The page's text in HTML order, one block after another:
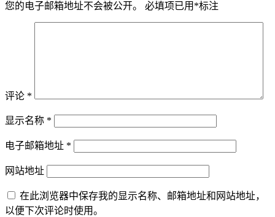
您的电子邮箱地址不会被公开。 必填项已用 *标注
评论 *
显示名称 *
电子邮箱地址 *
网站地址
在此浏览器中保存我的显示名称、邮箱地址和网站地址，
以便下次评论时使用。